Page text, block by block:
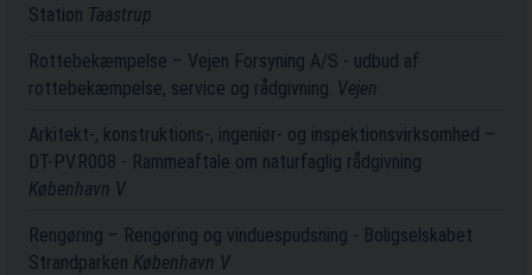
Station Taastrup
Rottebekæmpelse – Vejen Forsyning A/S - udbud af
rottebekæmpelse, service og rådgivning. Vejen
Arkitekt-, konstruktions-, ingeniør- og inspektionsvirksomhed –
DT-PV.R008 - Rammeaftale om naturfaglig rådgivning
København V
Rengøring – Rengøring og vinduespudsning - Boligselskabet
Strandparken København V